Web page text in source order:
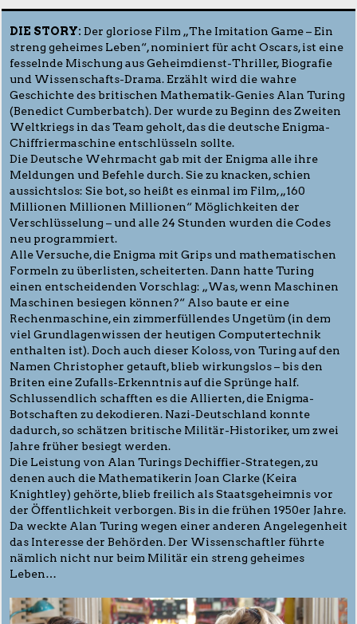
DIE STORY: Der gloriose Film „The Imitation Game – Ein
streng geheimes Leben“, nominiert für acht Oscars, ist eine
fesselnde Mischung aus Geheimdienst-Thriller, Biografie
und Wissenschafts-Drama. Erzählt wird die wahre
Geschichte des britischen Mathematik-Genies Alan Turing
(Benedict Cumberbatch). Der wurde zu Beginn des Zweiten
Weltkriegs in das Team geholt, das die deutsche Enigma-
Chiffriermaschine entschlüsseln sollte.
Die Deutsche Wehrmacht gab mit der Enigma alle ihre
Meldungen und Befehle durch. Sie zu knacken, schien
aussichtslos: Sie bot, so heißt es einmal im Film, „160
Millionen Millionen Millionen“ Möglichkeiten der
Verschlüsselung – und alle 24 Stunden wurden die Codes
neu programmiert.
Alle Versuche, die Enigma mit Grips und mathematischen
Formeln zu überlisten, scheiterten. Dann hatte Turing
einen entscheidenden Vorschlag: „Was, wenn Maschinen
Maschinen besiegen können?“ Also baute er eine
Rechenmaschine, ein zimmerfüllendes Ungetüm (in dem
viel Grundlagenwissen der heutigen Computertechnik
enthalten ist). Doch auch dieser Koloss, von Turing auf den
Namen Christopher getauft, blieb wirkungslos – bis den
Briten eine Zufalls-Erkenntnis auf die Sprünge half.
Schlussendlich schafften es die Allierten, die Enigma-
Botschaften zu dekodieren. Nazi-Deutschland konnte
dadurch, so schätzen britische Militär-Historiker, um zwei
Jahre früher besiegt werden.
Die Leistung von Alan Turings Dechiffier-Strategen, zu
denen auch die Mathematikerin Joan Clarke (Keira
Knightley) gehörte, blieb freilich als Staatsgeheimnis vor
der Öffentlichkeit verborgen. Bis in die frühen 1950er Jahre.
Da weckte Alan Turing wegen einer anderen Angelegenheit
das Interesse der Behörden. Der Wissenschaftler führte
nämlich nicht nur beim Militär ein streng geheimes
Leben…